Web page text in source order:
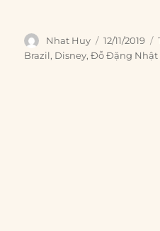
Author
Nhat Huy
Posted
on
12/11/2019
Brazil, Disney,Đỗ Đặng Nhật